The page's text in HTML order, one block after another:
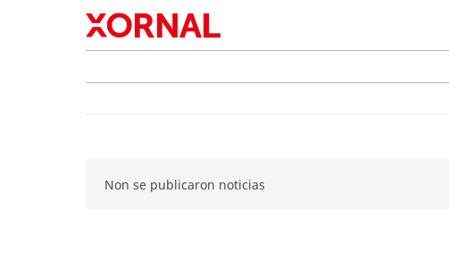
Non se publicaron noticias